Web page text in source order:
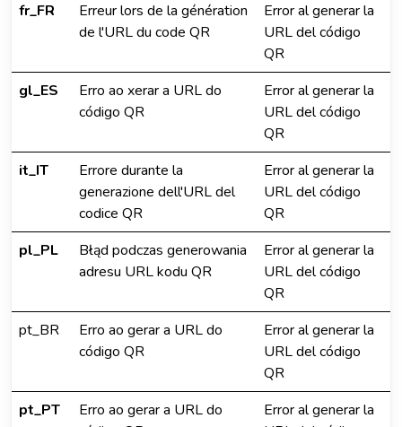
fr_FR
Erreur lors de la génération
de l'URL du code QR
Error al generar la
URL del código
QR
gl_ES
Erro ao xerar a URL do
código QR
Error al generar la
URL del código
QR
it_IT
Errore durante la
generazione dell'URL del
codice QR
Error al generar la
URL del código
QR
pl_PL
Błąd podczas generowania
adresu URL kodu QR
Error al generar la
URL del código
QR
pt_BR
Erro ao gerar a URL do
código QR
Error al generar la
URL del código
QR
pt_PT
Erro ao gerar a URL do
Error al generar la